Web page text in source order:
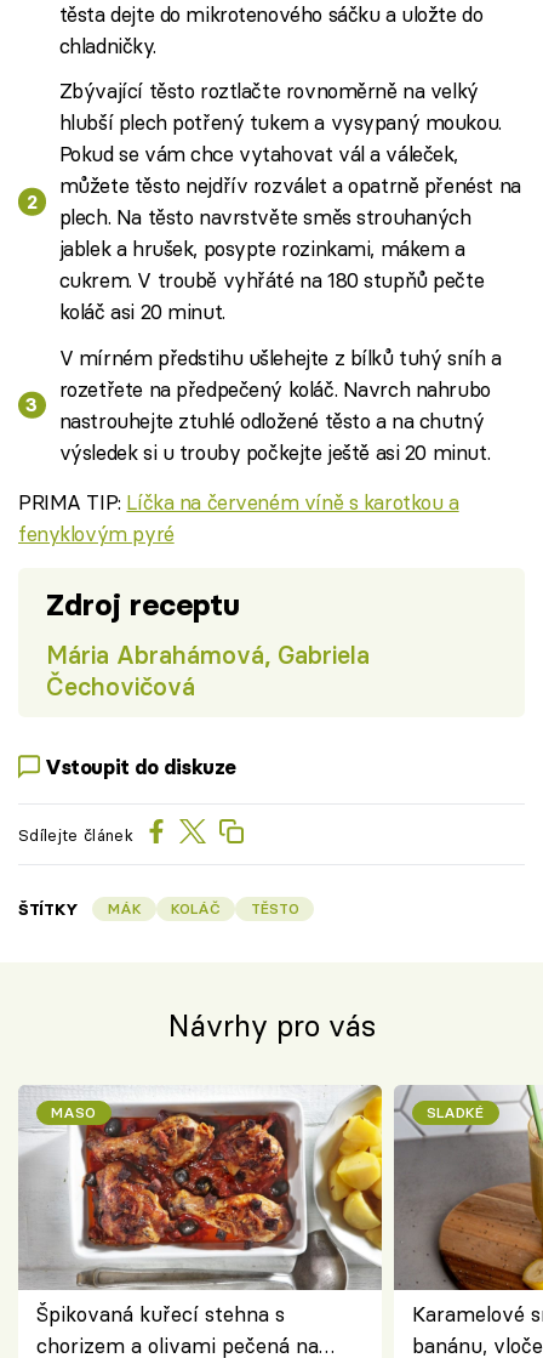
těsta dejte do mikrotenového sáčku a uložte do
chladničky.
Zbývající těsto roztlačte rovnoměrně na velký
hlubší plech potřený tukem a vysypaný moukou.
Pokud se vám chce vytahovat vál a váleček,
můžete těsto nejdřív rozválet a opatrně přenést na
plech. Na těsto navrstvěte směs strouhaných
jablek a hrušek, posypte rozinkami, mákem a
cukrem. V troubě vyhřáté na 180 stupňů pečte
koláč asi 20 minut.
V mírném předstihu ušlehejte z bílků tuhý sníh a
rozetřete na předpečený koláč. Navrch nahrubo
nastrouhejte ztuhlé odložené těsto a na chutný
výsledek si u trouby počkejte ještě asi 20 minut.
PRIMA TIP: Líčka na červeném víně s karotkou a
fenyklovým pyré
Zdroj receptu
Mária Abrahámová, Gabriela
Čechovičová
Vstoupit do diskuze
Sdílejte článek
ŠTÍTKY MÁK KOLÁČ TĚSTO
Návrhy pro vás
MASO
Špikovaná kuřecí stehna s
chorizem a olivami pečená na
SLADKÉ
Karamelové
banánu,